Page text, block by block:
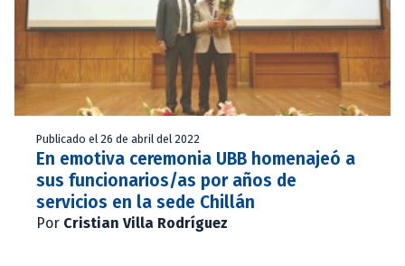
Publicado el 26 de abril del 2022
En emotiva ceremonia UBB homenajeó a
sus funcionarios/as por años de
servicios en la sede Chillán
Por Cristian Villa Rodríguez